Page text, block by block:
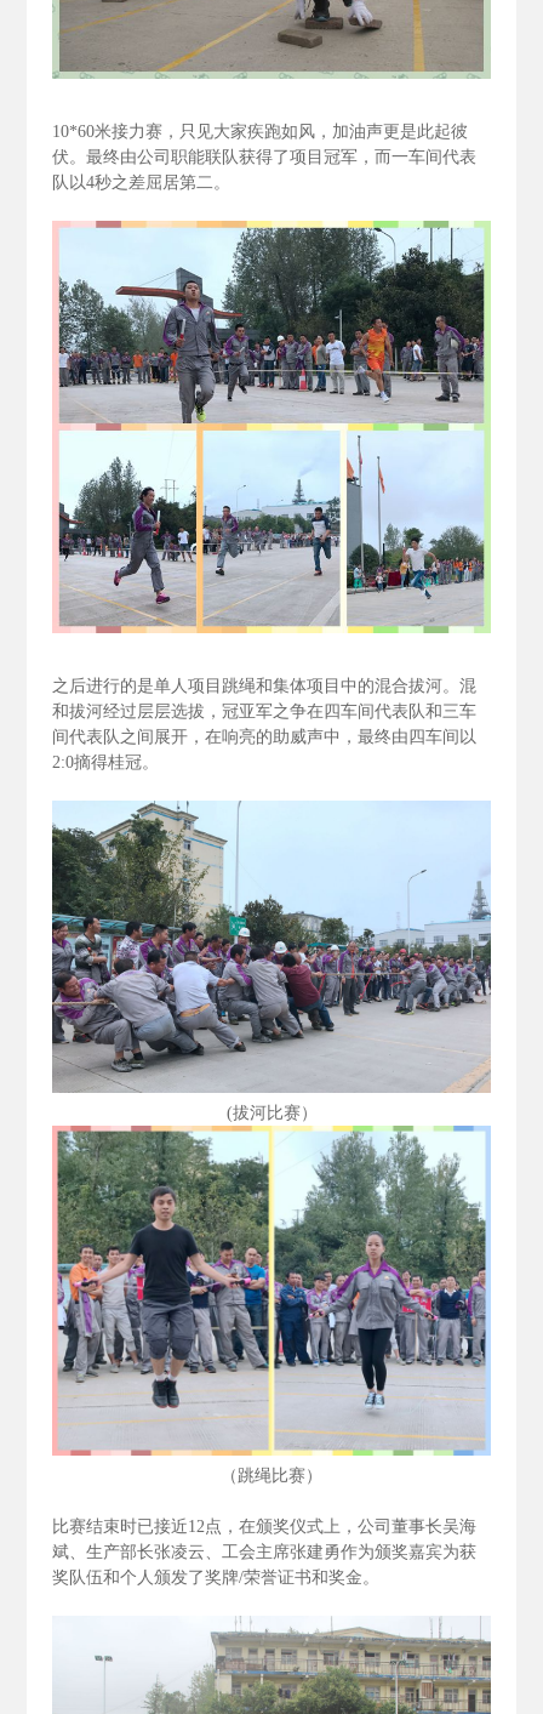
10*60米接力赛，只见大家疾跑如风，加油声更是此起彼
伏。最终由公司职能联队获得了项目冠军，而一车间代表
队以4秒之差屈居第二。
之后进行的是单人项目跳绳和集体项目中的混合拔河。混
和拔河经过层层选拔，冠亚军之争在四车间代表队和三车
间代表队之间展开，在响亮的助威声中，最终由四车间以
2:0摘得桂冠。
(拔河比赛）
（跳绳比赛）
比赛结束时已接近12点，在颁奖仪式上，公司董事长吴海
斌、生产部长张凌云、工会主席张建勇作为颁奖嘉宾为获
奖队伍和个人颁发了奖牌/荣誉证书和奖金。